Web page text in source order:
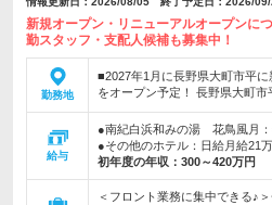
新規オープン・リニューアルオープンに
勤スタッフ・支配人候補も募集中！
勤務地
■2027年1月に長野県大町市平に
をオープン予定！ 長野県大町市
給与
●南紀白浜和みの湯 花鳥風月
●その他のホテル：日給月給21
初年度の年収： 300～420万円
＜フロント業務に集中できる♪